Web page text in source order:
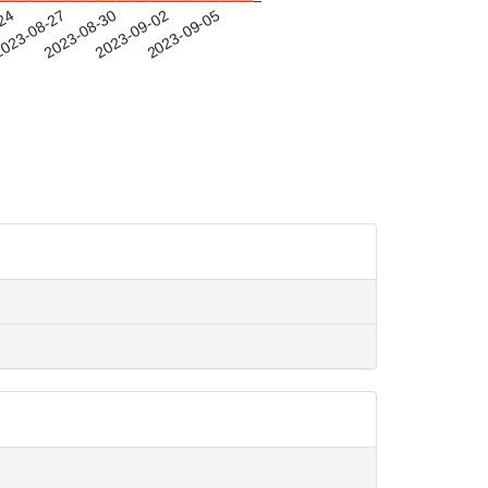
08-27
2023-08-302023-09-022023-09-05